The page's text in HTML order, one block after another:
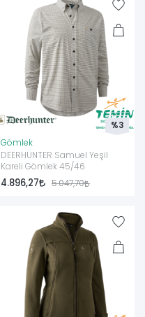
Gömlek
DEERHUNTER Samuel Yeşil
Kareli Gömlek 45/46
4.896,27 5.047,70
%3